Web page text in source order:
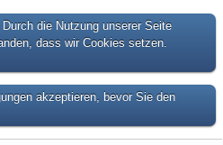
die Nutzung unserer Seite
dass wir Cookies setzen.
akzeptieren, bevor Sie den